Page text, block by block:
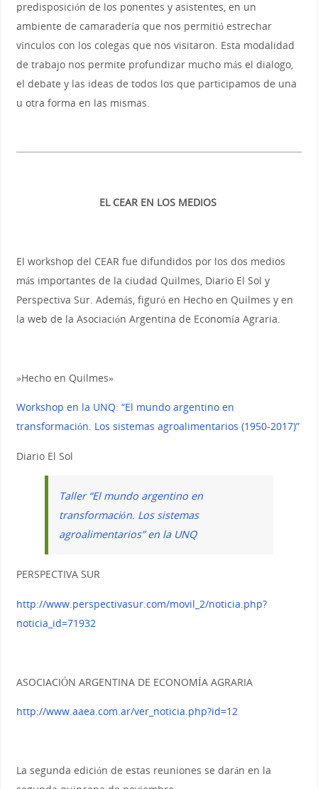
predisposición de los ponentes y asistentes, en un
ambiente de camaradería que nos permitió estrechar
vínculos con los colegas que nos visitaron. Esta modalidad
de trabajo nos permite profundizar mucho más el dialogo,
el debate y las ideas de todos los que participamos de una
u otra forma en las mismas.
EL CEAR EN LOS MEDIOS
El workshop del CEAR fue difundidos por los dos medios
más importantes de la ciudad Quilmes, Diario El Sol y
Perspectiva Sur. Además, figuró en Hecho en Quilmes y en
la web de la Asociación Argentina de Economía Agraria.
»Hecho en Quilmes»
Workshop en la UNQ: “El mundo argentino en
transformación. Los sistemas agroalimentarios (1950-2017)”
Diario El Sol
Taller “El mundo argentino en
transformación. Los sistemas
agroalimentarios” en la UNQ
PERSPECTIVA SUR
http://www.perspectivasur.com/movil_2/noticia.php?
noticia_id=71932
ASOCIACIÓN ARGENTINA DE ECONOMÍA AGRARIA
http://www.aaea.com.ar/ver_noticia.php?id=12
La segunda edición de estas reuniones se darán en la